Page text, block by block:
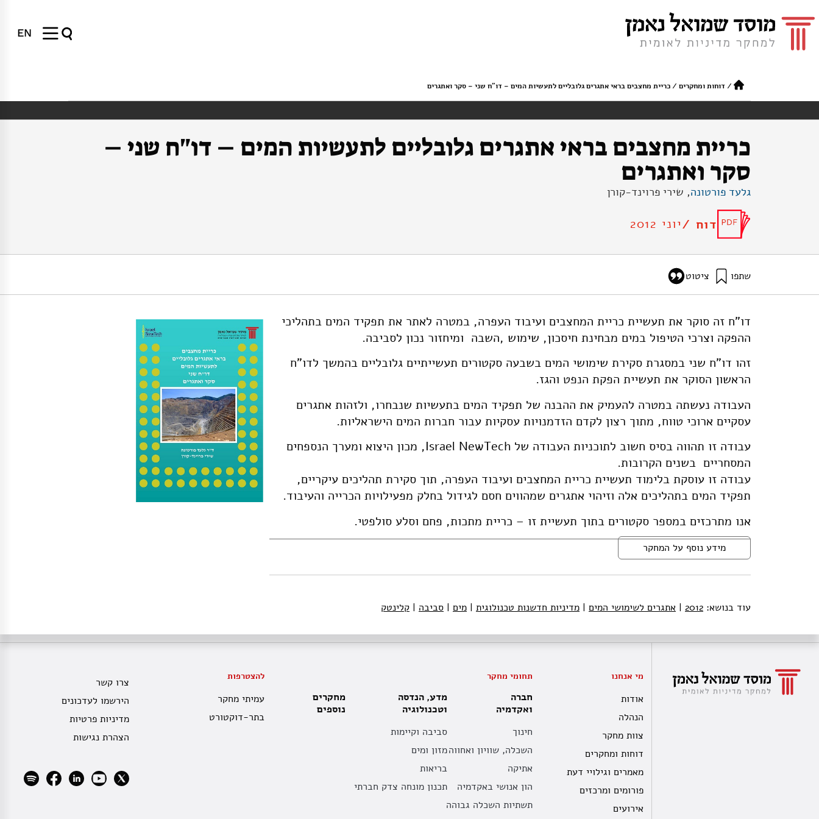
EN
/דוחות ומחקרים /כריית מחצבים בראי אתגרים גלובליים לתעשיות המים – דו"ח שני – סקר ואתגרים
כריית מחצבים בראי אתגרים גלובליים לתעשיות המים – דו"ח שני –
סקר ואתגרים
גלעד פורטונה, שירי פרוינד-קורן
דוח /יוני 2012
שתפו ציטוט
דו"ח זה סוקר את תעשיית כריית המחצבים ועיבוד העפרה, במטרה לאתר את תפקיד המים בתהליכי
ההפקה וצרכי הטיפול במים מבחינת חיסכון, שימוש ,השבה ומיחזור נכון לסביבה.
זהו דו"ח שני במסגרת סקירת שימושי המים בשבעה סקטורים תעשייתיים גלובליים בהמשך לדו"ח
הראשון הסוקר את תעשיית הפקת הנפט והגז.
העבודה נעשתה במטרה להעמיק את ההבנה של תפקיד המים בתעשיות שנבחרו, ולזהות אתגרים
עסקיים ארוכי טווח, מתוך רצון לקדם הזדמנויות עסקיות עבור חברות המים הישראליות.
עבודה זו תהווה בסיס חשוב לתוכניות העבודה של Israel NewTech, מכון היצוא ומערך הנספחים
המסחריים בשנים הקרובות.
עבודה זו עוסקת בלימוד תעשיית כריית המחצבים ועיבוד העפרה, תוך סקירת תהליכים עיקריים,
תפקיד המים בתהליכים אלה וזיהוי אתגרים שמהווים חסם לגידול בחלק מפעילויות הכרייה והעיבוד.
אנו מתרכזים במספר סקטורים בתוך תעשיית זו – כריית מתכות, פחם וסלע סולפטי.
מידע נוסף על המחקר
עוד בנושא: 2012
| אתגרים לשימושי המים | מדיניות חדשנות טכנולוגית | מים | סביבה | קלינטק
מי אנחנו
אודות
הנהלה
צוות מחקר
דוחות ומחקרים
מאמרים וגילויי דעת
פורומים ומרכזים
אירועים
תחומי מחקר
חברה
ואקדמיה
חינוך
השכלה, שוויון ואחווה
אתיקה
הון אנושי באקדמיה
תשתיות השכלה גבוהה
מדע, הנדסה
וטכנולוגיה
סביבה וקיימות
מזון ומים
בריאות
תכנון מונחה צדק חברתי
מחקרים
נוספים
להצטרפות
עמיתי מחקר
בתר-דוקטורט
צרו קשר
הירשמו לעדכונים
מדיניות פרטיות
הצהרת נגישות